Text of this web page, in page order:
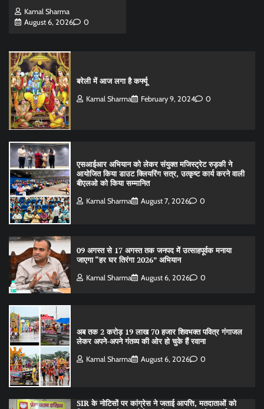
Kamal Sharma
August 6, 2026
0
बरेली में आज लगा है कर्फ्यू
Kamal Sharma February 9, 2024 0
एसआईआर अभियान को लेकर संयुक्त मजिस्ट्रेट रुड़की ने
आयोजित किया डाउट क्लियरिंग सत्र, उत्कृष्ट कार्य करने वाली
बीएलओ को किया सम्मानित
Kamal Sharma August 7, 2026 0
09 अगस्त से 17 अगस्त तक जनपद में उत्साहपूर्वक मनाया
जाएगा “हर घर तिरंगा 2026” अभियान
Kamal Sharma August 6, 2026 0
अब तक 2 करोड़ 19 लाख 70 हजार शिवभक्त पवित्र गंगाजल
लेकर अपने-अपने गंतव्य की ओर हो चुके हैं रवाना
Kamal Sharma August 6, 2026 0
SIR के नोटिसों पर कांग्रेस ने जताई आपत्ति, मतदाताओं को